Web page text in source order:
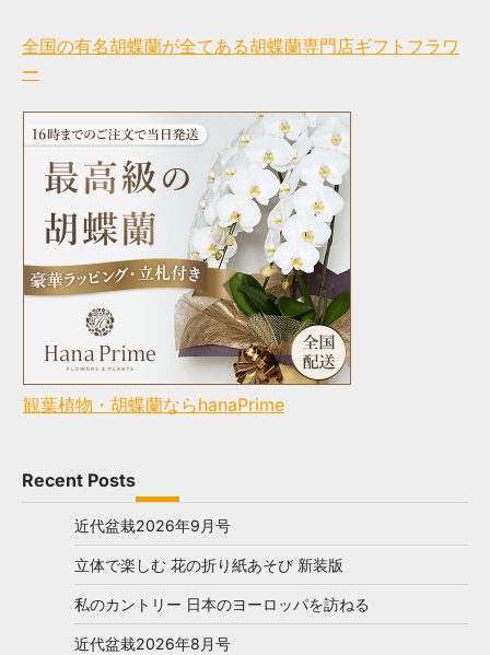
全国の有名胡蝶蘭が全てある胡蝶蘭専門店ギフトフラワ
ー
観葉植物・胡蝶蘭ならhanaPrime
Recent Posts
近代盆栽2026年9月号
立体で楽しむ 花の折り紙あそび 新装版
私のカントリー 日本のヨーロッパを訪ねる
近代盆栽2026年8月号